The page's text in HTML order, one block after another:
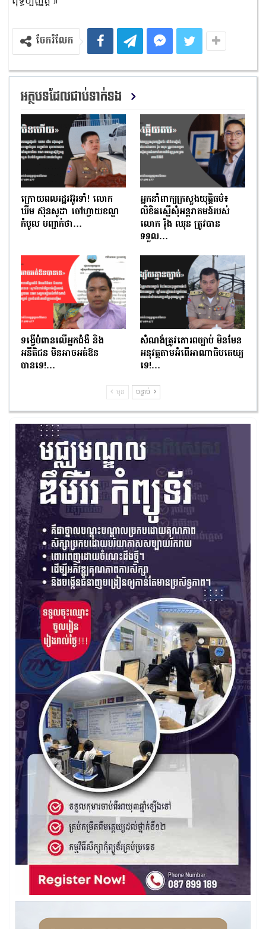
ចែករំលែក
អត្ថបទដែលជាប់ទាក់ទង
ក្រោយពលរដ្ឋរអ៊ូរទាំ! លោក
ឃឹម ស៊ុនសូដា ចៅហ្វាយខណ្ឌ
កំបូល បញ្ជាក់ថា…
អ្នកនាំពាក្យក្រសួងយុត្តិធម៌៖
លិខិតស្នើសុំអន្តរាគមន៍របស់
លោក រ៉ុង ឈុន ត្រូវបាន
ទទួល…
ទង្វើបំពានលើអ្នកជំងឺ និង
អនីតិជន មិនអាចអត់ឱន
បានទេ!…
សំណង់ត្រូវគោរពច្បាប់ មិនមែន
អនុវត្តតាមអំពើអាណាធិបតេយ្យ
ទេ!…
មុន បន្ទាប់